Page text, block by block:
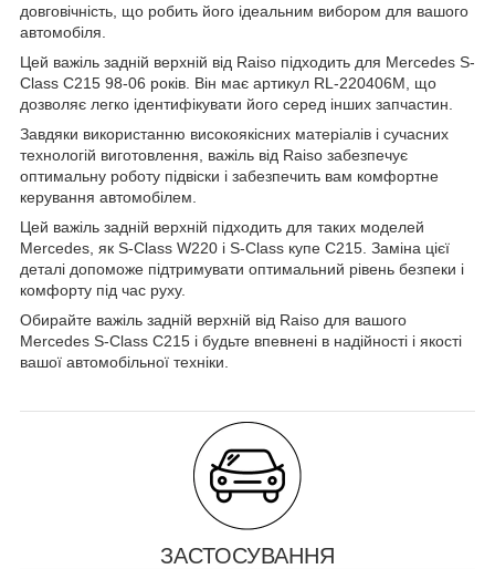
довговічність, що робить його ідеальним вибором для вашого
автомобіля.
Цей важіль задній верхній від Raiso підходить для Mercedes S-
Class C215 98-06 років. Він має артикул RL-220406M, що
дозволяє легко ідентифікувати його серед інших запчастин.
Завдяки використанню високоякісних матеріалів і сучасних
технологій виготовлення, важіль від Raiso забезпечує
оптимальну роботу підвіски і забезпечить вам комфортне
керування автомобілем.
Цей важіль задній верхній підходить для таких моделей
Mercedes, як S-Class W220 і S-Class купе C215. Заміна цієї
деталі допоможе підтримувати оптимальний рівень безпеки і
комфорту під час руху.
Обирайте важіль задній верхній від Raiso для вашого
Mercedes S-Class C215 і будьте впевнені в надійності і якості
вашої автомобільної техніки.
ЗАСТОСУВАННЯ